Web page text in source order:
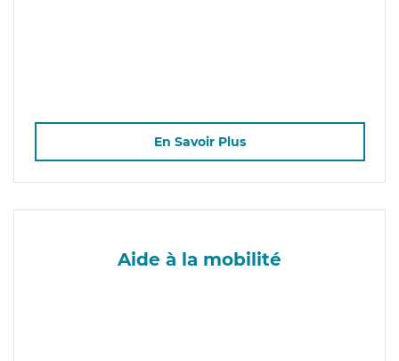
En Savoir Plus
Aide à la mobilité